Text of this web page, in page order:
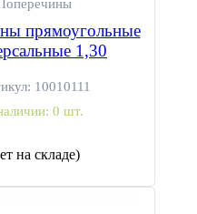
прямоугольные
1,30
10010111
0 шт.
на складе)